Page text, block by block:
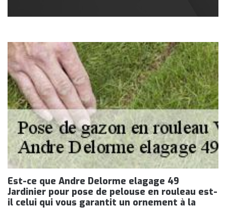
Est-ce que Andre Delorme elagage 49
Jardinier pour pose de pelouse en rouleau est-
il celui qui vous garantit un ornement à la